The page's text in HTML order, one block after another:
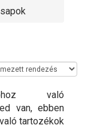
való
van, ebben
tartozékok